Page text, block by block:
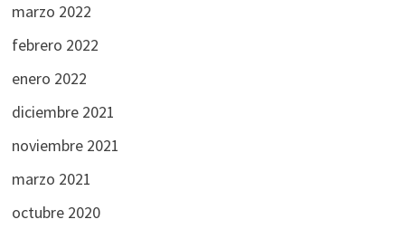
marzo 2022
febrero 2022
enero 2022
diciembre 2021
noviembre 2021
marzo 2021
octubre 2020